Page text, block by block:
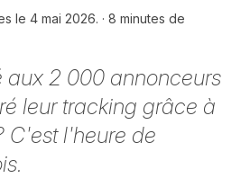
le 4 mai 2026.
8 minutes de
aux 2 000 annonceurs
leur tracking grâce à
C'est l'heure de